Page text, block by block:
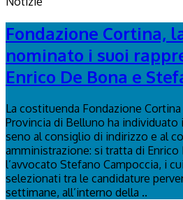
Fondazione Cortina,
nominato i suoi
Enrico De Bona e
La costituenda Fondazione
Provincia di Belluno ha individuato
seno al consiglio di indirizzo e al
amministrazione: si tratta di
l’avvocato Stefano Campoccia, i
selezionati tra le candidature
settimane, all’interno della ..